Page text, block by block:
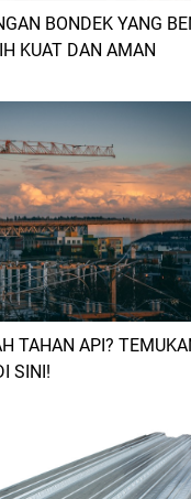
BONDEK YANG
KUAT DAN AMAN
TAHAN API?
SINI!